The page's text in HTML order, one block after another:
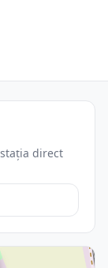
direct